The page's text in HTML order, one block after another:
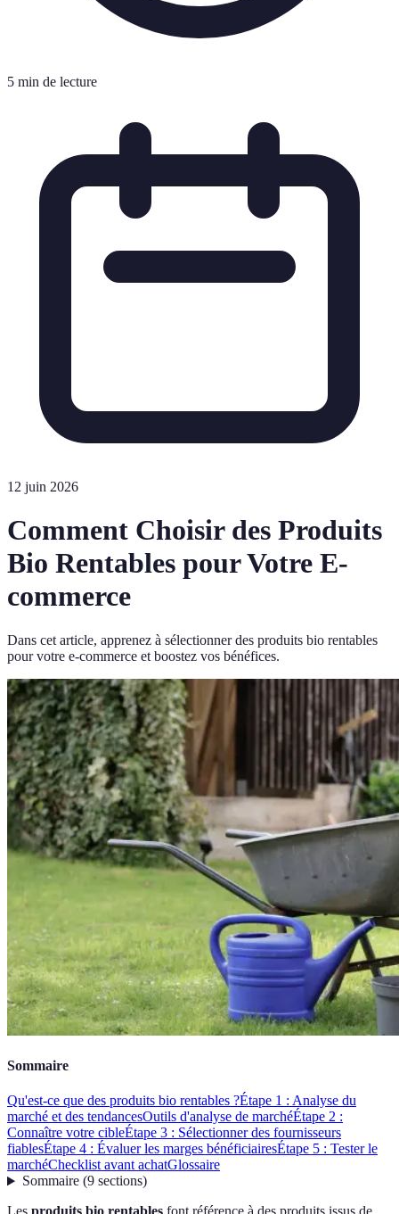
5 min de lecture
12 juin 2026
Comment Choisir des Produits
Bio Rentables pour Votre E-
commerce
Dans cet article, apprenez à sélectionner des produits bio rentables
pour votre e-commerce et boostez vos bénéfices.
Sommaire
Qu'est-ce que des produits bio rentables ?Étape 1 : Analyse du
marché et des tendancesOutils d'analyse de marchéÉtape 2 :
Connaître votre cibleÉtape 3 : Sélectionner des fournisseurs
fiablesÉtape 4 : Évaluer les marges bénéficiairesÉtape 5 : Tester le
marchéChecklist avant achatGlossaire
Sommaire(9 sections)